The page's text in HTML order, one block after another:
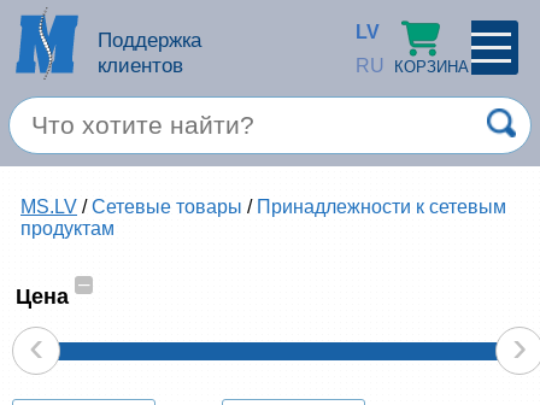
Поддержка
клиентов
LV
RU
КОРЗИНА
×
Войти
Спец. предложение
MS.LV /Сетевые товары / Принадлежности к сетевым
продуктам
Цена
–
‹ ›